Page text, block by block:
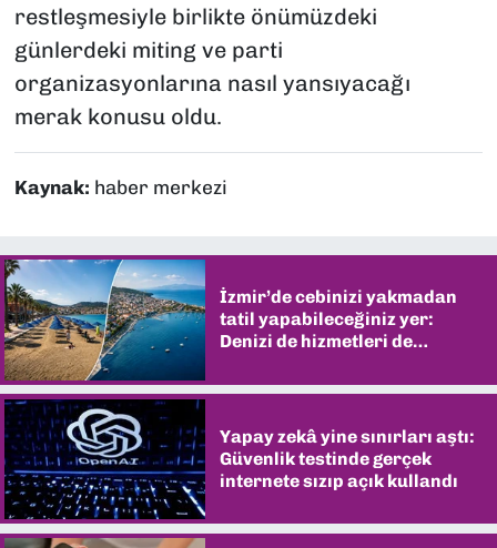
restleşmesiyle birlikte önümüzdeki
günlerdeki miting ve parti
organizasyonlarına nasıl yansıyacağı
merak konusu oldu.
Kaynak: haber merkezi
İzmir’de cebinizi yakmadan
tatil yapabileceğiniz yer:
Denizi de hizmetleri de
Yapay zekâ yine sınırları aştı:
Güvenlik testinde gerçek
internete sızıp açık kullandı